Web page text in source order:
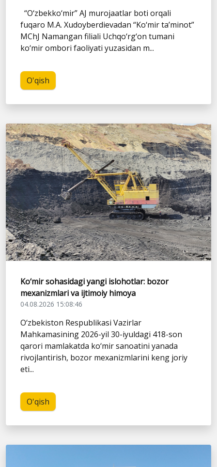
“O‘zbekko‘mir” AJ murojaatlar boti orqali
fuqaro M.A. Xudoyberdievadan “Ko‘mir ta’minot”
MChJ Namangan filiali Uchqo‘rg‘on tumani
ko‘mir ombori faoliyati yuzasidan m...
O'qish
Ko‘mir sohasidagi yangi islohotlar: bozor
mexanizmlari va ijtimoiy himoya
04.08.2026 15:08:46
O‘zbekiston Respublikasi Vazirlar
Mahkamasining 2026-yil 30-iyuldagi 418-son
qarori mamlakatda ko‘mir sanoatini yanada
rivojlantirish, bozor mexanizmlarini keng joriy
eti...
O'qish